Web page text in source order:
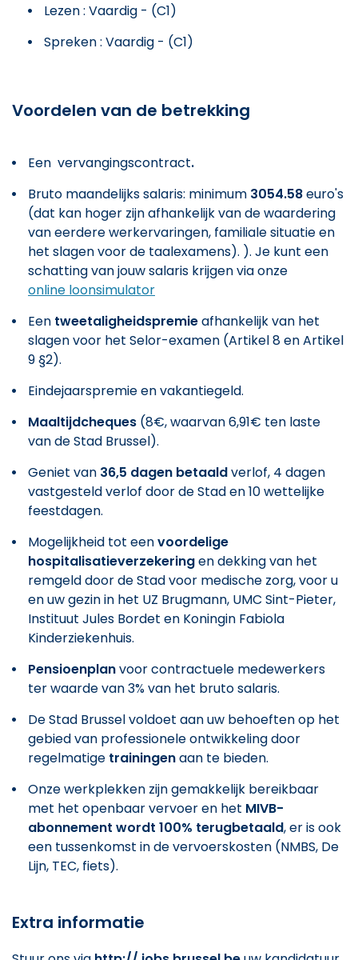
Lezen : Vaardig - (C1)
Spreken : Vaardig - (C1)
Voordelen van de betrekking
Een vervangingscontract.
Bruto maandelijks salaris: minimum 3054.58euro's
(dat kan hoger zijn afhankelijk van de waardering
van eerdere werkervaringen, familiale situatie en
het slagen voor de taalexamens). ). Je kunt een
schatting van jouw salaris krijgen via onze
online loonsimulator
Een tweetaligheidspremieafhankelijk van het
slagen voor het Selor-examen (Artikel 8 en Artikel
9 §2).
Eindejaarspremie en vakantiegeld.
Maaltijdcheques (8€, waarvan 6,91€ ten laste
van de Stad Brussel).
Geniet van 36,5 dagen betaaldverlof, 4 dagen
vastgesteld verlof door de Stad en 10 wettelijke
feestdagen.
Mogelijkheid tot eenvoordelige
hospitalisatieverzekeringen dekking van het
remgeld door de Stad voor medische zorg, voor u
en uw gezin in het UZ Brugmann, UMC Sint-Pieter,
Instituut Jules Bordet en Koningin Fabiola
Kinderziekenhuis.
Pensioenplanvoor contractuele medewerkers
ter waarde van 3% van het bruto salaris.
De Stad Brussel voldoet aan uw behoeften op het
gebied van professionele ontwikkeling door
regelmatige trainingenaan te bieden.
Onze werkplekken zijn gemakkelijk bereikbaar
met het openbaar vervoer en het MIVB-
abonnement wordt 100% terugbetaald, er is ook
een tussenkomst in de vervoerskosten (NMBS, De
Lijn, TEC, fiets).
Extra informatie